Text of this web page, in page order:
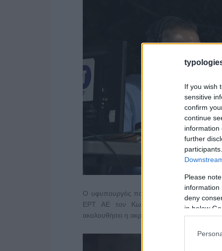
If you wish
sensitive
confirm
continue
information
further
Please
information
deny
in below
Ο υφυπουργός παρά τω πρωθυπουργώ
ΕΡΤ ΑΕ τον Κωνσταντίνο
ακολουθήσει η ακρόασή του από την